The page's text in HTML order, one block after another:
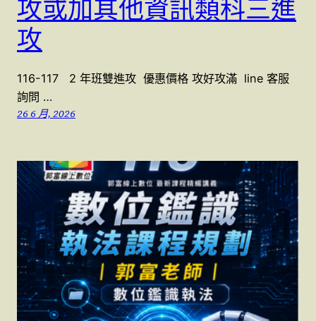
攻或加其他資訊類科三進
攻
116-117 2 年班雙進攻 優惠價格 攻好攻滿 line 客服
詢問 …
26 6 月, 2026